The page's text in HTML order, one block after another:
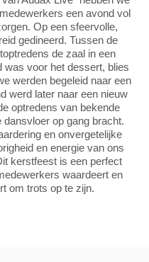
een avond vol
Op een sfeervolle,
gedineerd. Tussen de
de zaal in een
was voor het dessert, blies
werden begeleid naar een
werd later naar een nieuw
optredens van bekende
op gang bracht.
en onvergetelijke
en energie van ons
kerstfeest is een perfect
waardeert en
om trots op te zijn.